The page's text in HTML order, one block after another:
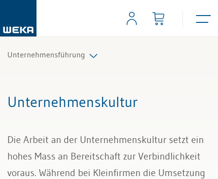
Unternehmensführung
New Work
Unternehmenskultur
Die Arbeit an der Unternehmenskultur setzt ein
hohes Mass an Bereitschaft zur Verbindlichkeit
voraus. Während bei Kleinfirmen die Umsetzung